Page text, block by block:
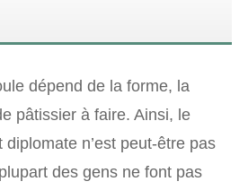
dépend de la forme, la
pâtissier à faire. Ainsi, le
n’est peut-être pas
des gens ne font pas